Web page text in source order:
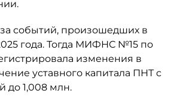
событий, произошедших в
года. Тогда МИФНС №15 по
изменения в
уставного капитала ПНТ с
до 1,008 млн.